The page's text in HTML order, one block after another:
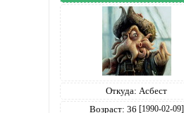
Откуда: Асбест
Возраст: 36 [1990-02-09]